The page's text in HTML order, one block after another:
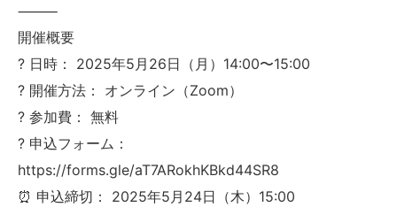
⸻
開催概要
? 日時： 2025年5月26日（月）14:00〜15:00
? 開催方法： オンライン（Zoom）
? 参加費： 無料
? 申込フォーム：
https://forms.gle/aT7ARokhKBkd44SR8
⏰ 申込締切： 2025年5月24日（木）15:00